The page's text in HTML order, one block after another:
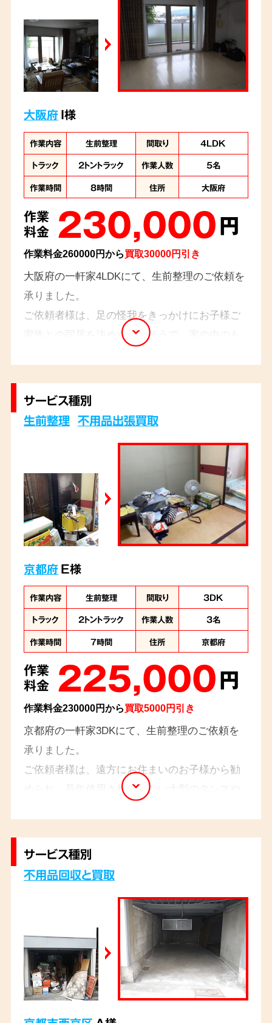
大阪府I様
作業内容 生前整理 間取り
4LDK
トラック
2トントラック 作業人数
5名
作業時間
8時間 住所 大阪府
作業
料金 230,000円
作業料金260000円から買取30000円引き
大阪府の一軒家4LDKにて、生前整理のご依頼を
承りました。
ご依頼者様は、足の怪我をきっかけにお子様ご
家族との同居を決められたそうで、家の中のも
が、比較的新しかったため買取させていただき
ました。ご依頼者様からは「まさか自分が生前整
理をするとは思いもしなかった」とお話しいただ
サービス種別
生前整理 不用品出張買取
京都府E様
作業内容 生前整理 間取り
3DK
トラック
2トントラック 作業人数
3名
作業時間
7時間 住所 京都府
作業
料金 225,000円
作業料金230000円から買取5000円引き
京都府の一軒家3DKにて、生前整理のご依頼を
承りました。
ご依頼者様は、遠方にお住まいのお子様から勧
められ、長年使用されていない大型のタンスや
せていただきました。大型のタンスなどは、当
社のスタッフが丁寧に解体し、適切に処分いた
しました。
サービス種別
不用品回収と買取